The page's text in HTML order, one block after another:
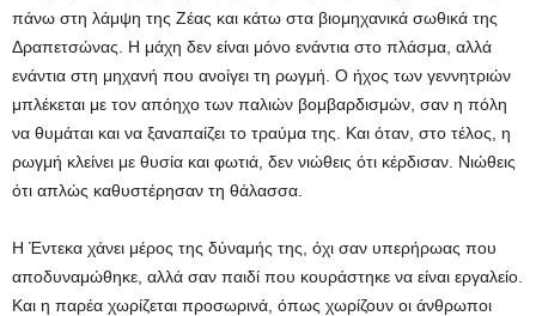
πάνω στη λάμψη της Ζέας και κάτω στα βιομηχανικά σωθικά της
Δραπετσώνας. Η μάχη δεν είναι μόνο ενάντια στο πλάσμα, αλλά
ενάντια στη μηχανή που ανοίγει τη ρωγμή. Ο ήχος των γεννητριών
μπλέκεται με τον απόηχο των παλιών βομβαρδισμών, σαν η πόλη
να θυμάται και να ξαναπαίζει το τραύμα της. Και όταν, στο τέλος, η
ρωγμή κλείνει με θυσία και φωτιά, δεν νιώθεις ότι κέρδισαν. Νιώθεις
ότι απλώς καθυστέρησαν τη θάλασσα.
Η Έντεκα χάνει μέρος της δύναμής της, όχι σαν υπερήρωας που
αποδυναμώθηκε, αλλά σαν παιδί που κουράστηκε να είναι εργαλείο.
Και η παρέα χωρίζεται προσωρινά, όπως χωρίζουν οι άνθρωποι